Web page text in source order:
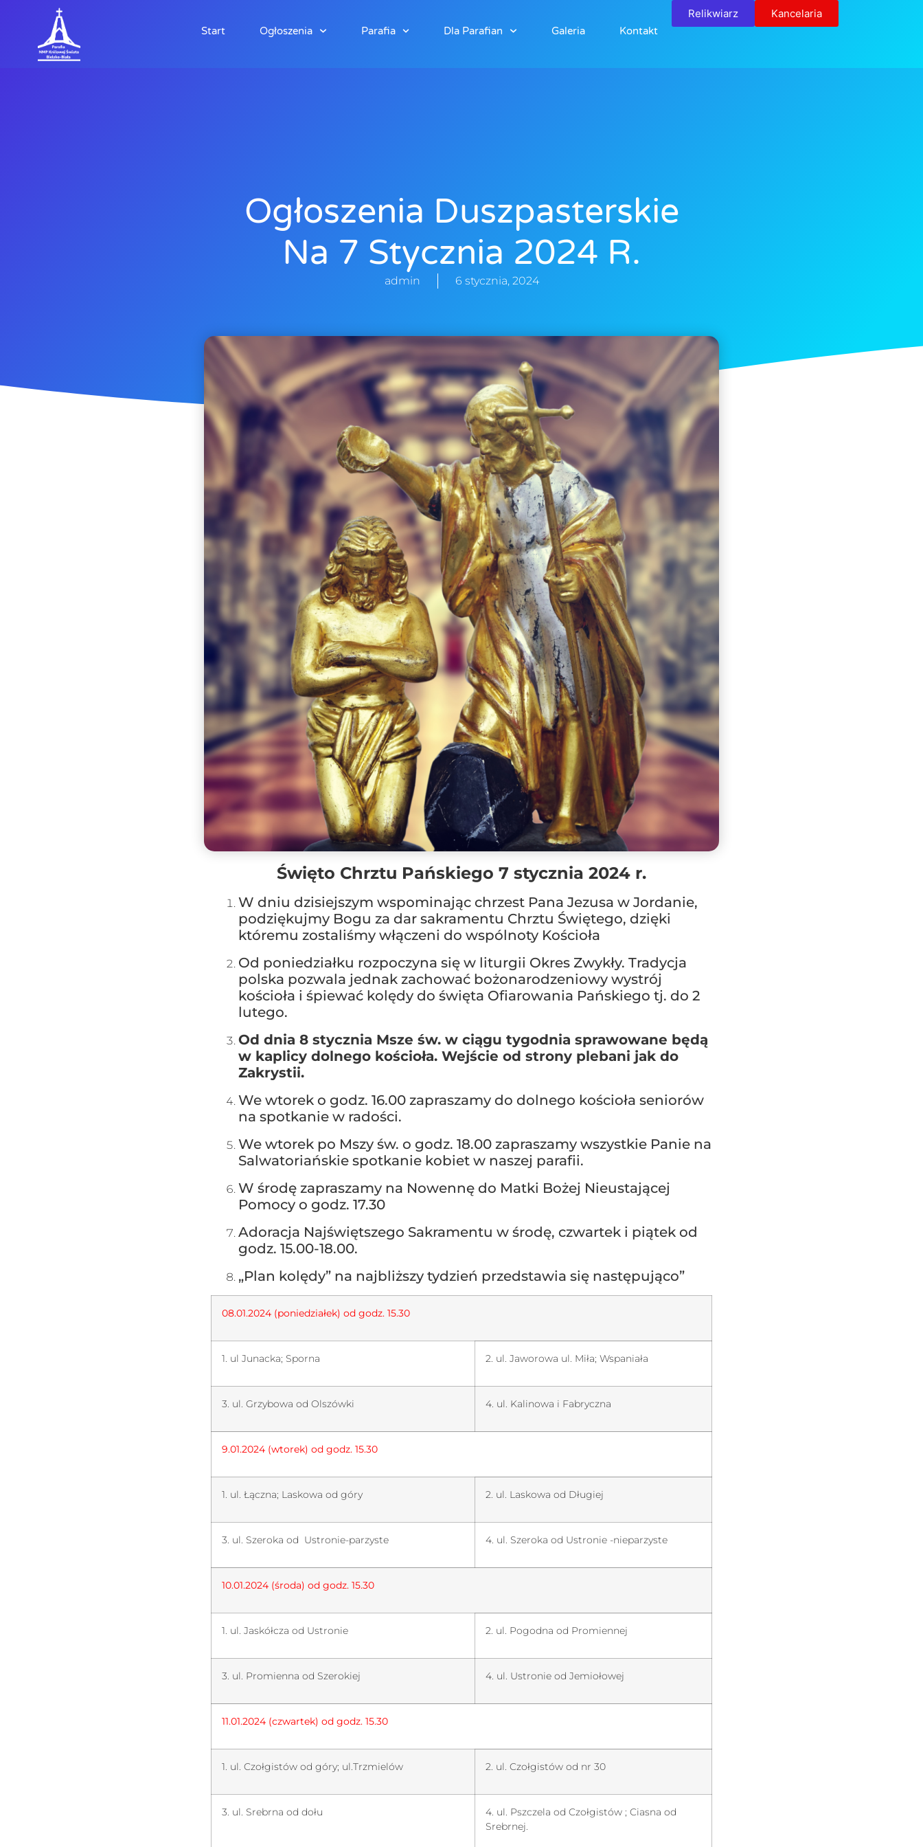
Start Ogłoszenia Parafia Dla Parafian Galeria Kontakt
Relikwiarz Kancelaria
Ogłoszenia Duszpasterskie
Na 7 Stycznia 2024 R.
admin 6 stycznia, 2024
Święto Chrztu Pańskiego 7 stycznia 2024 r.
W dniu dzisiejszym wspominając chrzest Pana Jezusa w Jordanie,
podziękujmy Bogu za dar sakramentu Chrztu Świętego, dzięki
któremu zostaliśmy włączeni do wspólnoty Kościoła
Od poniedziałku rozpoczyna się w liturgii Okres Zwykły. Tradycja
polska pozwala jednak zachować bożonarodzeniowy wystrój
kościoła i śpiewać kolędy do święta Ofiarowania Pańskiego tj. do 2
lutego.
Od dnia 8 stycznia Msze św. w ciągu tygodnia sprawowane będą
w kaplicy dolnego kościoła. Wejście od strony plebani jak do
Zakrystii.
We wtorek o godz. 16.00 zapraszamy do dolnego kościoła seniorów
na spotkanie w radości.
We wtorek po Mszy św. o godz. 18.00 zapraszamy wszystkie Panie na
Salwatoriańskie spotkanie kobiet w naszej parafii.
W środę zapraszamy na Nowennę do Matki Bożej Nieustającej
Pomocy o godz. 17.30
Adoracja Najświętszego Sakramentu w środę, czwartek i piątek od
godz. 15.00-18.00.
„Plan kolędy” na najbliższy tydzień przedstawia się następująco”
08.01.2024 (poniedziałek) od godz. 15.30
1. ul Junacka; Sporna 2. ul. Jaworowa ul. Miła; Wspaniała
3. ul. Grzybowa od Olszówki 4. ul. Kalinowa i Fabryczna
9.01.2024 (wtorek) od godz. 15.30
1. ul. Łączna; Laskowa od góry 2. ul. Laskowa od Długiej
3. ul. Szeroka od Ustronie-parzyste 4. ul. Szeroka od Ustronie -nieparzyste
10.01.2024 (środa) od godz. 15.30
1. ul. Jaskółcza od Ustronie 2. ul. Pogodna od Promiennej
3. ul. Promienna od Szerokiej 4. ul. Ustronie od Jemiołowej
11.01.2024 (czwartek) od godz. 15.30
1. ul. Czołgistów od góry; ul.Trzmielów 2. ul. Czołgistów od nr 30
3. ul. Srebrna od dołu
4. ul. Pszczela od Czołgistów ; Ciasna od
Srebrnej.